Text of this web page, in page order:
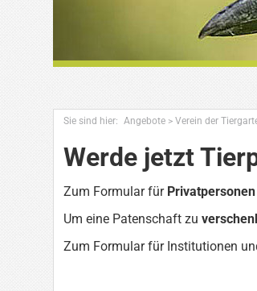
Sie sind hier: Angebote > Verein der
Werde jetzt
Zum Formular für Privatpersonen
Um eine Patenschaft zu
Zum Formular für Institutionen